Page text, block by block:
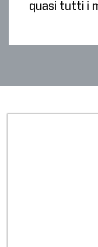
quasi tutti i